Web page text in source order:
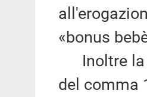
«bonus
Inoltre la
del comma